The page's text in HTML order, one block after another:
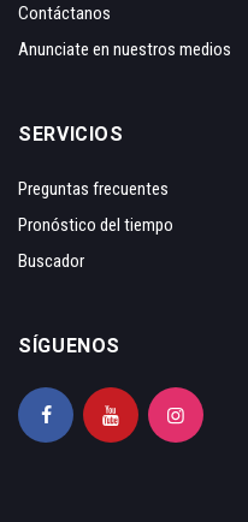
Contáctanos
Anunciate en nuestros medios
SERVICIOS
Preguntas frecuentes
Pronóstico del tiempo
Buscador
SÍGUENOS